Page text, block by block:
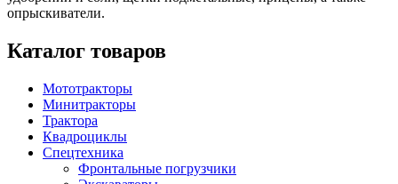
опрыскиватели.
Каталог товаров
Мототракторы
Минитракторы
Трактора
Квадроциклы
Спецтехника
Фронтальные погрузчики